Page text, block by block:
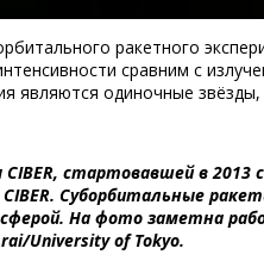
ракетного
сравним с
являются одиночные
стартовавшей в
Суборбитальные
На фото заметна
University of Tokyo.